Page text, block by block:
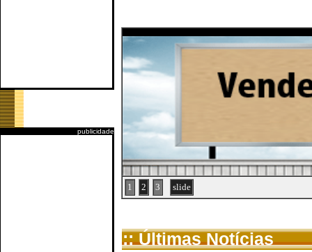
publicidade
1 2 3 slide
:: Últimas Notícias